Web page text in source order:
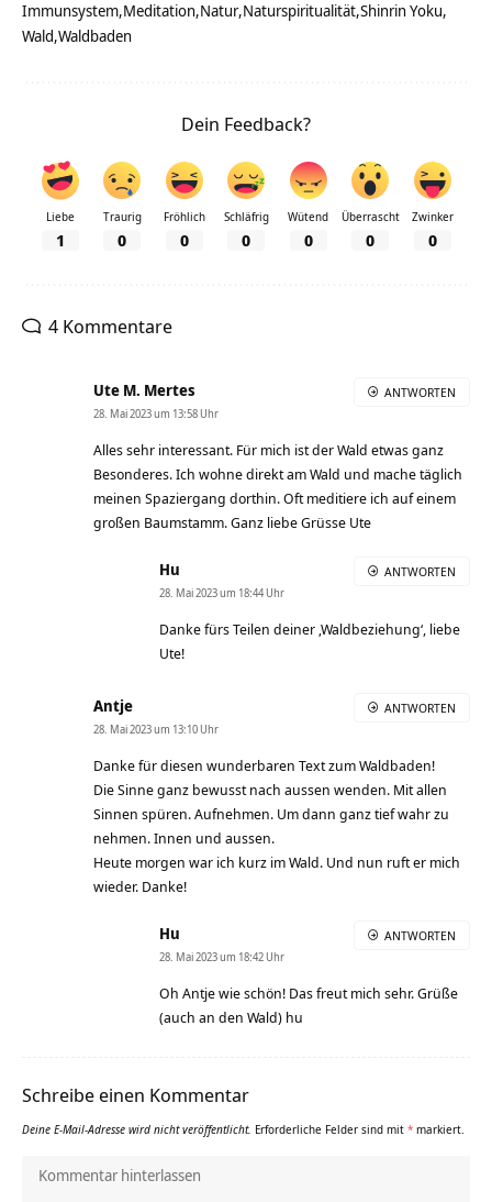
Immunsystem Meditation Natur Naturspiritualität Shinrin Yoku
Wald Waldbaden
Dein Feedback?
Liebe
1
Traurig
0
Fröhlich
0
Schläfrig
0
Wütend
0
Überrascht
0
Zwinker
0
4 Kommentare
Ute M. Mertes
28. Mai 2023 um 13:58 Uhr
Alles sehr interessant. Für mich ist der Wald etwas ganz
Besonderes. Ich wohne direkt am Wald und mache täglich
meinen Spaziergang dorthin. Oft meditiere ich auf einem
großen Baumstamm. Ganz liebe Grüsse Ute
ANTWORTEN
Hu
28. Mai 2023 um 18:44 Uhr
Danke fürs Teilen deiner ‚Waldbeziehung‘, liebe
Ute!
ANTWORTEN
Antje
28. Mai 2023 um 13:10 Uhr
Danke für diesen wunderbaren Text zum Waldbaden!
Die Sinne ganz bewusst nach aussen wenden. Mit allen
Sinnen spüren. Aufnehmen. Um dann ganz tief wahr zu
nehmen. Innen und aussen.
Heute morgen war ich kurz im Wald. Und nun ruft er mich
wieder. Danke!
ANTWORTEN
Hu
28. Mai 2023 um 18:42 Uhr
Oh Antje wie schön! Das freut mich sehr. Grüße
(auch an den Wald) hu
ANTWORTEN
Schreibe einen Kommentar
Deine E-Mail-Adresse wird nicht veröffentlicht. Erforderliche Felder sind mit * markiert.